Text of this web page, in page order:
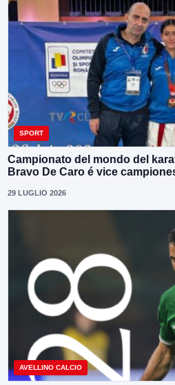
SPORT
Campionato del mondo del
Bravo De Caro é vice
29 LUGLIO 2026
AVELLINO CALCIO